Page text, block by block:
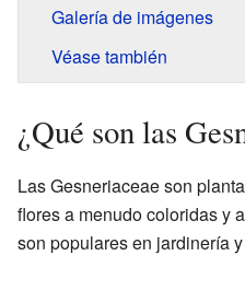
Galería de imágenes
Véase también
¿Qué son las
Las Gesneriaceae son
flores a menudo coloridas y
son populares en jardinería